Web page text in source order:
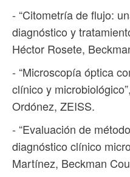
- “Citometría de flujo:
diagnóstico y
Héctor Rosete,
- “Microscopía óptica
clínico y
Ordónez, ZEISS.
- “Evaluación de
diagnóstico clínico
Martínez, Beckman